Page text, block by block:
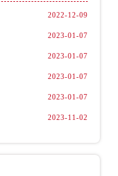
2022-12-09
2023-01-07
2023-01-07
2023-01-07
2023-01-07
2023-11-02